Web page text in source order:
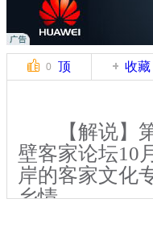
0 顶 收藏
【解说】第
壁客家论坛10
岸的客家文化
乡情。